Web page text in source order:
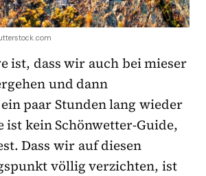
ist, dass wir auch bei mieser
und dann
paar Stunden lang wieder
ist kein Schönwetter-Guide,
Dass wir auf diesen
völlig verzichten, ist